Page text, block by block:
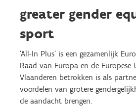
greater gender
sport
‘All-In Plus' is een gezamenlijk
Raad van Europa en de
Vlaanderen betrokken is als
voordelen van grotere
de aandacht brengen.